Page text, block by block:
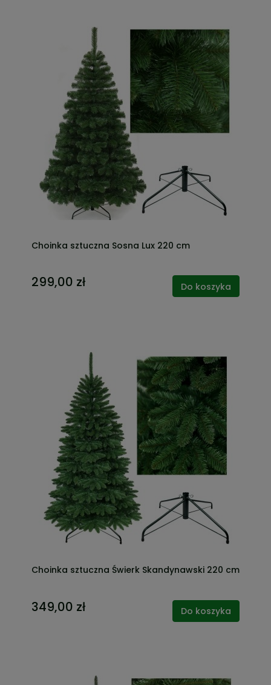
Choinka sztuczna Sosna Lux 220 cm
299,00 zł Do koszyka
Choinka sztuczna Świerk Skandynawski 220 cm
349,00 zł Do koszyka